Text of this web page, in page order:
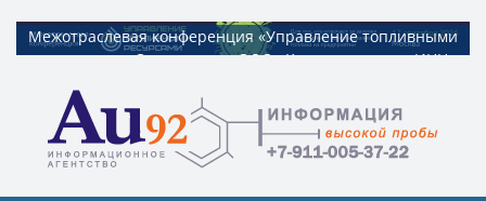
Межотраслевая конференция «Управление топливными
ресурсами». Организатор ООО «Квадрат ресурс» ИНН
Межотраслевая конференция «Управление топливными
ресурсами». Организатор ООО «Квадрат ресурс» ИНН